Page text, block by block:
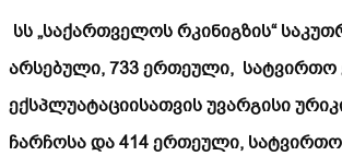
სს „საქართველოს რკინიგზის“
არსებული, 733 ერთეული, სატვირთო
ექსპლუატაციისათვის უვარგისი
ჩარჩოსა და 414 ერთეული,